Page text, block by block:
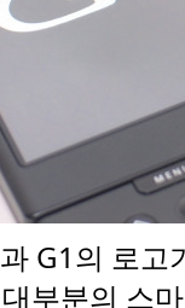
과 G1 의 로고
대부분의 스